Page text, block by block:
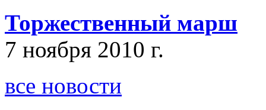
Торжественный марш
7 ноября 2010 г.
все новости